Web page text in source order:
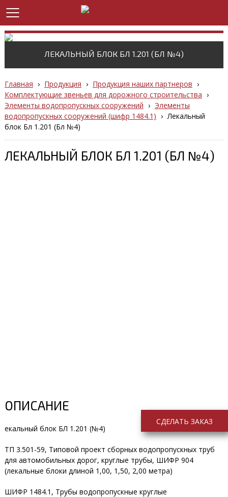
ЛЕКАЛЬНЫЙ БЛОК БЛ 1.201 (БЛ №4)
Главная › Продукция › Продукция наших партнеров ›
Комплектующие звеньев для дорожного строительства ›
Элементы водопропускных сооружений › Элементы
водопропускных сооружений (шифр 1484.1) › Лекальный
блок Бл 1.201 (Бл №4)
ЛЕКАЛЬНЫЙ БЛОК БЛ 1.201 (БЛ №4)
ОПИСАНИЕ
екальный блок БЛ 1.201 (№4)
ТП 3.501-59, Типовой проект сборных водопропускных труб
для автомобильных дорог, круглые трубы, ШИФР 904
(лекальные блоки длиной 1,00, 1,50, 2,00 метра)
ШИФР 1484.1, Трубы водопропускные круглые
СДЕЛАТЬ ЗАКАЗ